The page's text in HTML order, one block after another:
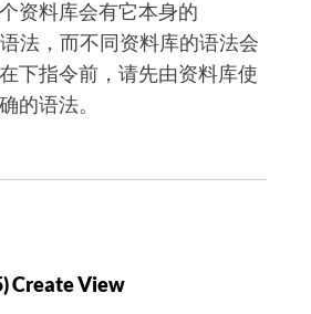
资料库会有它本身的
语法，而不同资料库的语法会
下指令前，请先由资料库使
的语法。
Create View